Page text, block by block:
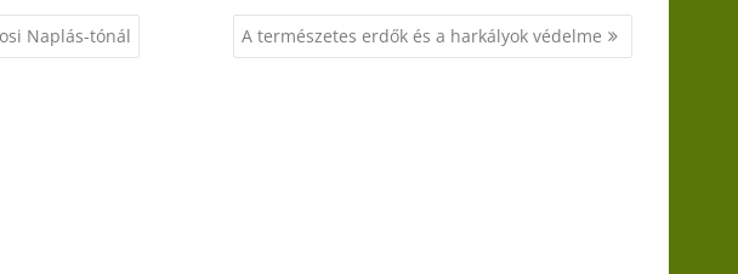
Naplás-tónál A természetes erdők és a harkályok védelme